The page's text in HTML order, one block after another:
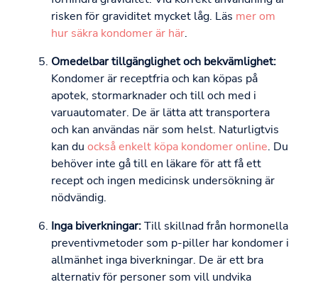
risken för graviditet mycket låg. Läs mer om
hur säkra kondomer är här.
Omedelbar tillgänglighet och bekvämlighet:
Kondomer är receptfria och kan köpas på
apotek, stormarknader och till och med i
varuautomater. De är lätta att transportera
och kan användas när som helst. Naturligtvis
kan du också enkelt köpa kondomer online. Du
behöver inte gå till en läkare för att få ett
recept och ingen medicinsk undersökning är
nödvändig.
Inga biverkningar:Till skillnad från hormonella
preventivmetoder som p-piller har kondomer i
allmänhet inga biverkningar. De är ett bra
alternativ för personer som vill undvika